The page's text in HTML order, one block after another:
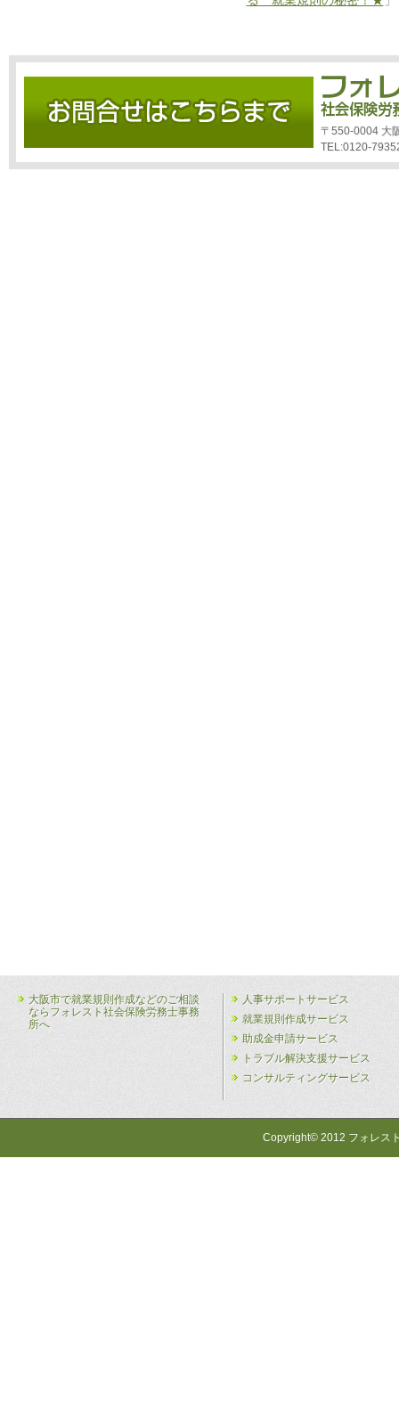
〒550-0004 大
TEL:0120-
大阪市で就業規則作成などのご相談
ならフォレスト社会保険労務士事務
所へ
人事サポートサービス
就業規則作成サービス
助成金申請サービス
トラブル解決支援サービス
コンサルティングサービス
Copyright© 2012 フォレス